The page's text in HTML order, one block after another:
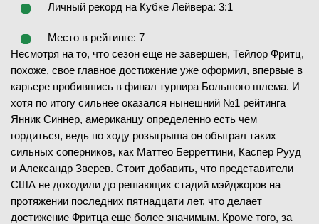
Личный рекорд на Кубке Лейвера: 3:1
Место в рейтинге: 7
Несмотря на то, что сезон еще не завершен, Тейлор Фритц,
похоже, свое главное достижение уже оформил, впервые в
карьере пробившись в финал турнира Большого шлема. И
хотя по итогу сильнее оказался нынешний №1 рейтинга
Янник Синнер, американцу определенно есть чем
гордиться, ведь по ходу розыгрыша он обыграл таких
сильных соперников, как Маттео Берреттини, Каспер Рууд
и Александр Зверев. Стоит добавить, что представители
США не доходили до решающих стадий мэйджоров на
протяжении последних пятнадцати лет, что делает
достижение Фритца еще более значимым. Кроме того, за